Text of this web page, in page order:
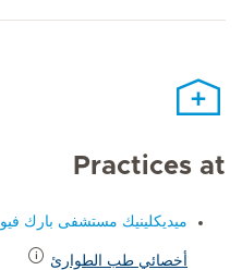
Practices at
ميديكلينيك مستشفى بارك فيو
أخصائي طب الطوارئ